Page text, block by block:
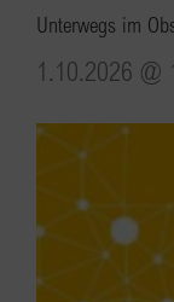
Unterwegs im
1.10.2026 @